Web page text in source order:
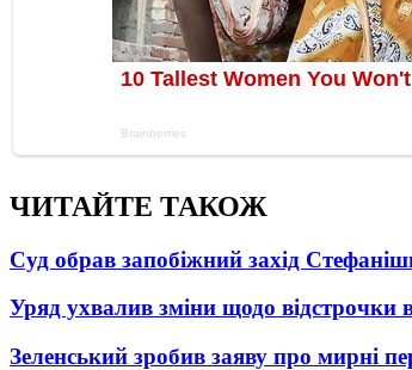
ЧИТАЙТЕ ТАКОЖ
Суд обрав запобіжний захід
Уряд ухвалив зміни щодо відстрочки
Зеленський зробив заяву про мирні